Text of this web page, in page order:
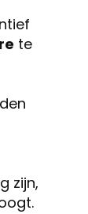
te
zijn,